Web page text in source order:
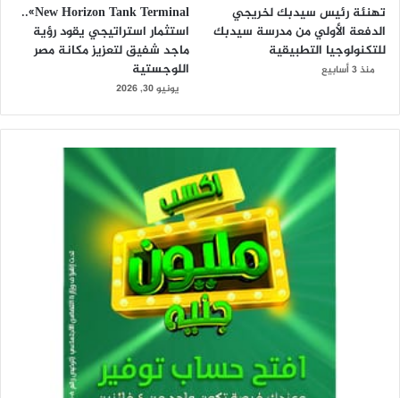
تهنئة رئيس سيدبك لخريجي
الدفعة الأولي من مدرسة سيدبك
للتكنولوجيا التطبيقية
منذ 3 أسابيع
New Horizon Tank Terminal»..
استثمار استراتيجي يقود رؤية
ماجد شفيق لتعزيز مكانة مصر
اللوجستية
يونيو 30, 2026